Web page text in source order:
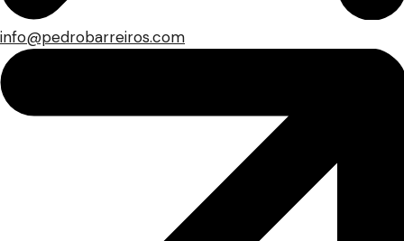
info@pedrobarreiros.com